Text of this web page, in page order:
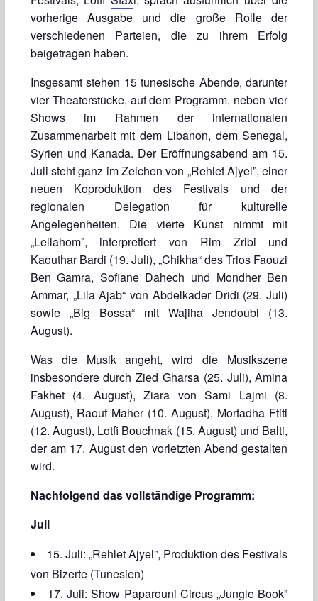
vorherige Ausgabe und die große Rolle der
verschiedenen Parteien, die zu ihrem Erfolg
beigetragen haben.
Insgesamt stehen 15 tunesische Abende, darunter
vier Theaterstücke, auf dem Programm, neben vier
Shows im Rahmen der internationalen
Zusammenarbeit mit dem Libanon, dem Senegal,
Syrien und Kanada. Der Eröffnungsabend am 15.
Juli steht ganz im Zeichen von „Rehlet Ajyel”, einer
neuen Koproduktion des Festivals und der
regionalen Delegation für kulturelle
Angelegenheiten. Die vierte Kunst nimmt mit
„Lellahom”, interpretiert von Rim Zribi und
Kaouthar Bardi (19. Juli), „Chikha“ des Trios Faouzi
Ben Gamra, Sofiane Dahech und Mondher Ben
Ammar, „Lila Ajab“ von Abdelkader Dridi (29. Juli)
sowie „Big Bossa“ mit Wajiha Jendoubi (13.
August).
Was die Musik angeht, wird die Musikszene
insbesondere durch Zied Gharsa (25. Juli), Amina
Fakhet (4. August), Ziara von Sami Lajmi (8.
August), Raouf Maher (10. August), Mortadha Ftiti
(12. August), Lotfi Bouchnak (15. August) und Balti,
der am 17. August den vorletzten Abend gestalten
wird.
Nachfolgend das vollständige Programm:
Juli
15. Juli: „Rehlet Ajyel”, Produktion des Festivals
von Bizerte (Tunesien)
17. Juli: Show Paparouni Circus „Jungle Book”